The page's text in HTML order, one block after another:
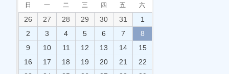
日 一 二 三 四 五 六
26 27 28 29 30 31
1
2
3 4 5 6 7
8
9
10 11 12 13 14
15
16
17 18 19 20 21
22